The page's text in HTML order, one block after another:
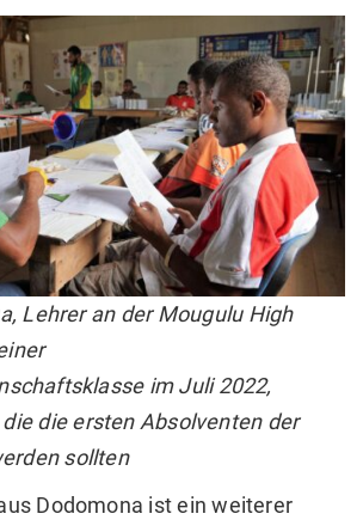
Lehrer an der Mougulu High
im Juli 2022,
die ersten Absolventen der
sollten
Dodomona ist ein weiterer